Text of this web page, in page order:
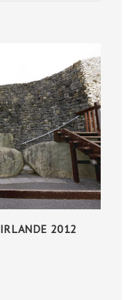
IRLANDE 2012